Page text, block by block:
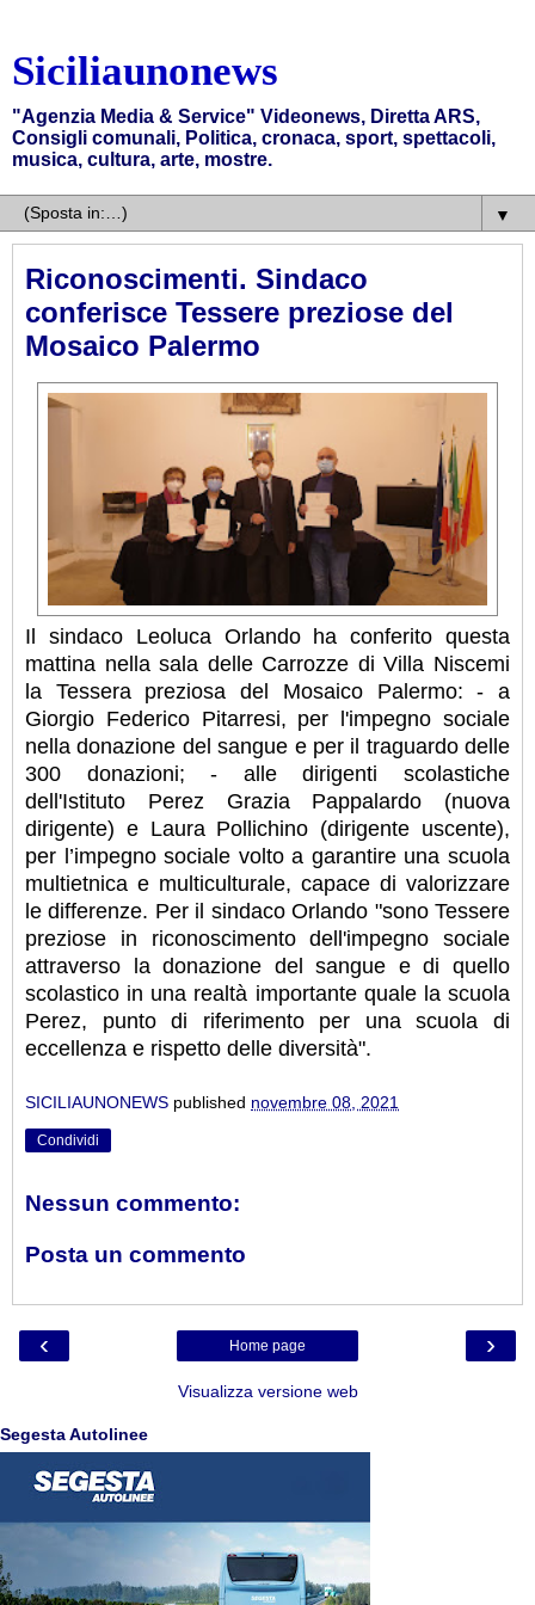
Siciliaunonews
"Agenzia Media & Service" Videonews, Diretta ARS,
Consigli comunali, Politica, cronaca, sport, spettacoli,
musica, cultura, arte, mostre.
▼
Riconoscimenti. Sindaco
conferisce Tessere preziose del
Mosaico Palermo
Il sindaco Leoluca Orlando ha conferito questa
mattina nella sala delle Carrozze di Villa Niscemi
la Tessera preziosa del Mosaico Palermo: - a
Giorgio Federico Pitarresi, per l'impegno sociale
nella donazione del sangue e per il traguardo delle
300 donazioni; - alle dirigenti scolastiche
dell'Istituto Perez Grazia Pappalardo (nuova
dirigente) e Laura Pollichino (dirigente uscente),
per l’impegno sociale volto a garantire una scuola
multietnica e multiculturale, capace di valorizzare
le differenze. Per il sindaco Orlando "sono Tessere
preziose in riconoscimento dell'impegno sociale
attraverso la donazione del sangue e di quello
scolastico in una realtà importante quale la scuola
Perez, punto di riferimento per una scuola di
eccellenza e rispetto delle diversità".
SICILIAUNONEWS published novembre 08, 2021
Condividi
Nessun commento:
Posta un commento
‹ ›
Home page
Visualizza versione web
Segesta Autolinee